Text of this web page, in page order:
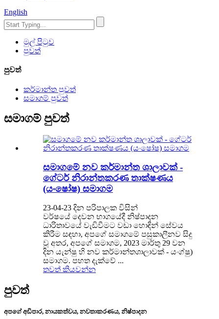
English
මුල් පිටුව
පුවත්
පුවත්
කර්මාන්ත පුවත්
සමාගම් පුවත්
සමාගම් පුවත්
සමාගමේ නව කර්මාන්ත ශාලාවක් -
ගේටර් නිරාන්තකරණ තාක්ෂණය
(යංෂෝෂ) සමාගම
23-04-23 දින පරිපාලක විසින්
වර්ෂයේ දෙවන භාගයේදී නිෂ්පාදන
ධාරිතාවයේ වැඩිවීමට වඩා හොඳින් සේවය
කිරීම සඳහා, අපගේ සමාගමේ පසුකාලීනව සිදු
වූ අතර, අපගේ සමාගම, 2023 මාර්තු 29 වන
දින යැන්ෂු හි නව කර්මාන්තශාලාවක් - යංග්ෂු)
සමාගම. පහත දැක්වේ ...
තවත් කියවන්න
පුවත්
අපගේ අඩිපාර, නායකත්වය, නවතාකරණය, නිෂ්පාදන